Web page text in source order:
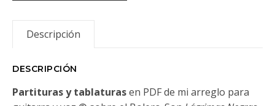
Descripción
DESCRIPCIÓN
Partituras y tablaturasen PDF de mi arreglo para